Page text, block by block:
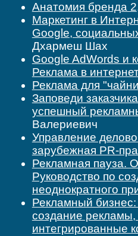
Анатомия бренда 2
Маркетинг в
Google,
Дхармеш Шах
Google AdWords и
Реклама в
Реклама для
Заповеди
успешный
Валериевич
Управление
зарубежная PR-
Рекламная пауза.
Руководство по
неоднократного
Рекламный бизнес:
создание
интегрированные